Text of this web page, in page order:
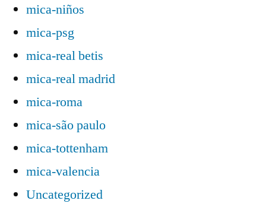
mica-niños
mica-psg
mica-real betis
mica-real madrid
mica-roma
mica-são paulo
mica-tottenham
mica-valencia
Uncategorized